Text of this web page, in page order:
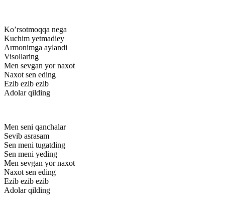
Ko’rsotmoqqa nega
Kuchim yetmadiey
Armonimga aylandi
Visollaring
Men sevgan yor naxot
Naxot sen eding
Ezib ezib ezib
Adolar qilding
Men seni qanchalar
Sevib asrasam
Sen meni tugatding
Sen meni yeding
Men sevgan yor naxot
Naxot sen eding
Ezib ezib ezib
Adolar qilding